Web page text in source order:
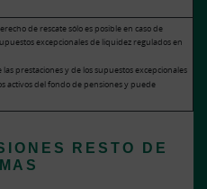
de rescate sólo es posible en caso de
excepcionales de liquidez regulados en
prestaciones y de los supuestos excepcionales
activos del fondo de pensiones y puede
RESTO DE